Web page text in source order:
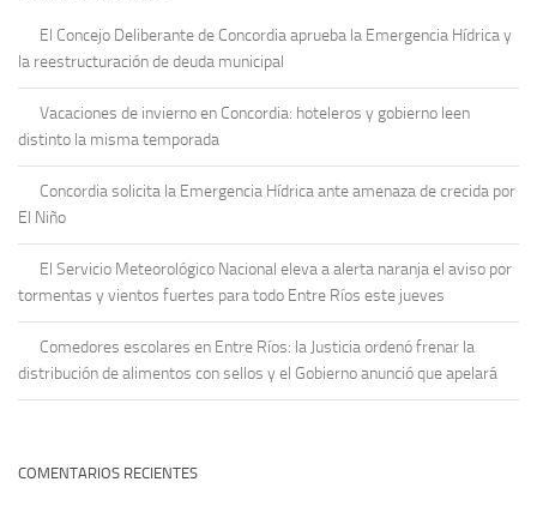
El Concejo Deliberante de Concordia aprueba la Emergencia Hídrica y
la reestructuración de deuda municipal
Vacaciones de invierno en Concordia: hoteleros y gobierno leen
distinto la misma temporada
Concordia solicita la Emergencia Hídrica ante amenaza de crecida por
El Niño
El Servicio Meteorológico Nacional eleva a alerta naranja el aviso por
tormentas y vientos fuertes para todo Entre Ríos este jueves
Comedores escolares en Entre Ríos: la Justicia ordenó frenar la
distribución de alimentos con sellos y el Gobierno anunció que apelará
COMENTARIOS RECIENTES